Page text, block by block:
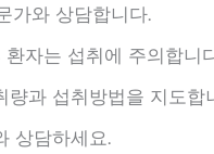
가와 상담합니다.
자는 섭취에 주의합니
과 섭취방법을 지도합
상담하세요.